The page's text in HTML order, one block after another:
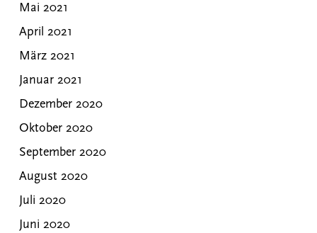
Mai 2021
April 2021
März 2021
Januar 2021
Dezember 2020
Oktober 2020
September 2020
August 2020
Juli 2020
Juni 2020